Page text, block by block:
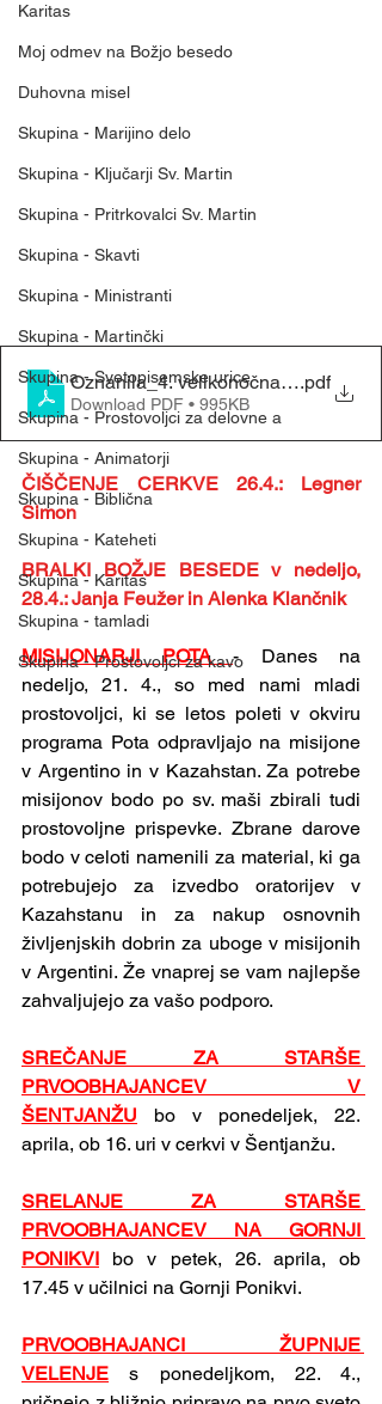
Karitas
Moj odmev na Božjo besedo
Duhovna misel
Skupina - Marijino delo
Skupina - Ključarji Sv. Martin
Skupina - Pritrkovalci Sv. Martin
Skupina - Skavti
Skupina - Ministranti
Skupina - Martinčki
Skupina - Svetopisemske urice
Skupina - Prostovoljci za delovne a
Skupina - Animatorji
Skupina - Biblična
Skupina - Kateheti
Skupina - Karitas
Skupina - tamladi
Skupina - Prostovoljci za kavo
Oznanila_4. velikonočna nedelja
.pdf
Download PDF • 995KB
ČIŠČENJE CERKVE 26.4.: Legner
Simon
BRALKI BOŽJE BESEDE v nedeljo,
28.4.: Janja Feužer in Alenka Klančnik
MISIJONARJI POTA - Danes na
nedeljo, 21. 4., so med nami mladi
prostovoljci, ki se letos poleti v okviru
programa Pota odpravljajo na misijone
v Argentino in v Kazahstan. Za potrebe
misijonov bodo po sv. maši zbirali tudi
prostovoljne prispevke. Zbrane darove
bodo v celoti namenili za material, ki ga
potrebujejo za izvedbo oratorijev v
Kazahstanu in za nakup osnovnih
življenjskih dobrin za uboge v misijonih
v Argentini. Že vnaprej se vam najlepše
zahvaljujejo za vašo podporo.
SREČANJE ZA STARŠE
PRVOOBHAJANCEV V
ŠENTJANŽU
bo v ponedeljek, 22.
aprila, ob 16. uri v cerkvi v Šentjanžu.
SRELANJE ZA STARŠE
PRVOOBHAJANCEV NA GORNJI
PONIKVI
bo v petek, 26. aprila, ob
17.45 v učilnici na Gornji Ponikvi.
PRVOOBHAJANCI ŽUPNIJE
VELENJE
s ponedeljkom, 22. 4.,